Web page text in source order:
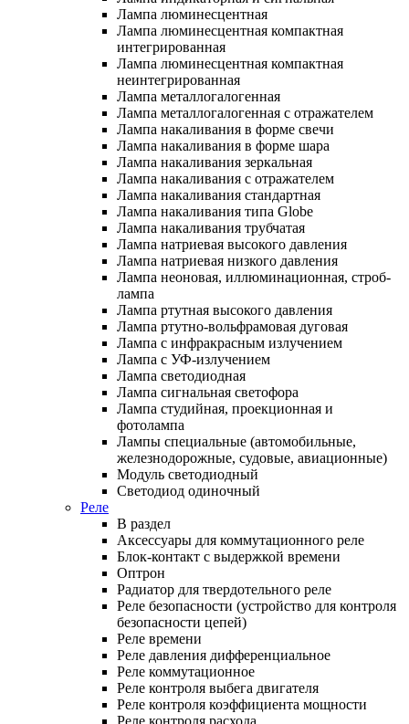
Лампа люминесцентная
Лампа люминесцентная компактная
интегрированная
Лампа люминесцентная компактная
неинтегрированная
Лампа металлогалогенная
Лампа металлогалогенная с отражателем
Лампа накаливания в форме свечи
Лампа накаливания в форме шара
Лампа накаливания зеркальная
Лампа накаливания с отражателем
Лампа накаливания стандартная
Лампа накаливания типа Globe
Лампа накаливания трубчатая
Лампа натриевая высокого давления
Лампа натриевая низкого давления
Лампа неоновая, иллюминационная, строб-
лампа
Лампа ртутная высокого давления
Лампа ртутно-вольфрамовая дуговая
Лампа с инфракрасным излучением
Лампа с УФ-излучением
Лампа светодиодная
Лампа сигнальная светофора
Лампа студийная, проекционная и
фотолампа
Лампы специальные (автомобильные,
железнодорожные, судовые, авиационные)
Модуль светодиодный
Светодиод одиночный
Реле
В раздел
Аксессуары для коммутационного реле
Блок-контакт с выдержкой времени
Оптрон
Радиатор для твердотельного реле
Реле безопасности (устройство для контроля
безопасности цепей)
Реле времени
Реле давления дифференциальное
Реле коммутационное
Реле контроля выбега двигателя
Реле контроля коэффициента мощности
Реле контроля расхода